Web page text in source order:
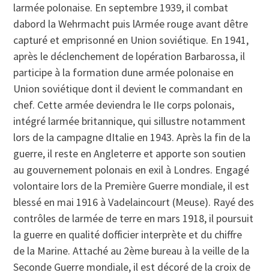
larmée polonaise. En septembre 1939, il combat
dabord la Wehrmacht puis lArmée rouge avant dêtre
capturé et emprisonné en Union soviétique. En 1941,
après le déclenchement de lopération Barbarossa, il
participe à la formation dune armée polonaise en
Union soviétique dont il devient le commandant en
chef. Cette armée deviendra le IIe corps polonais,
intégré larmée britannique, qui sillustre notamment
lors de la campagne dItalie en 1943. Après la fin de la
guerre, il reste en Angleterre et apporte son soutien
au gouvernement polonais en exil à Londres. Engagé
volontaire lors de la Première Guerre mondiale, il est
blessé en mai 1916 à Vadelaincourt (Meuse). Rayé des
contrôles de larmée de terre en mars 1918, il poursuit
la guerre en qualité dofficier interprète et du chiffre
de la Marine. Attaché au 2ème bureau à la veille de la
Seconde Guerre mondiale, il est décoré de la croix de